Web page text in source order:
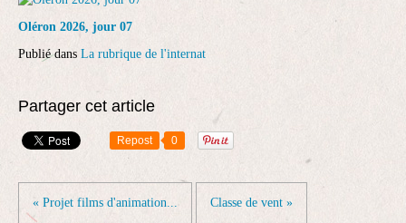
Oléron 2026, jour 07
Publié dans La rubrique de l'internat
Partager cet article
Repost 0
« Projet films d'animation... Classe de vent »